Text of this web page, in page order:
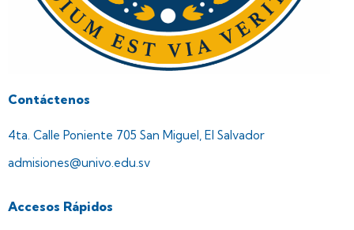
Contáctenos
4ta. Calle Poniente 705 San Miguel, El Salvador
admisiones@univo.edu.sv
Accesos Rápidos